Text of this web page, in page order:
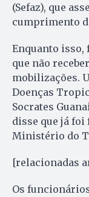
(Sefaz), que
cumprimento
Enquanto isso,
que não
mobilizações.
Doenças
Socrates
disse que já
Ministério do
[relacionadas
Os